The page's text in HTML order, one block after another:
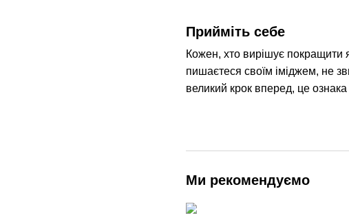
Прийміть себе
Кожен, хто вирішує покращити
пишаєтеся своїм іміджем, не
великий крок вперед, це
Ми рекомендуємо